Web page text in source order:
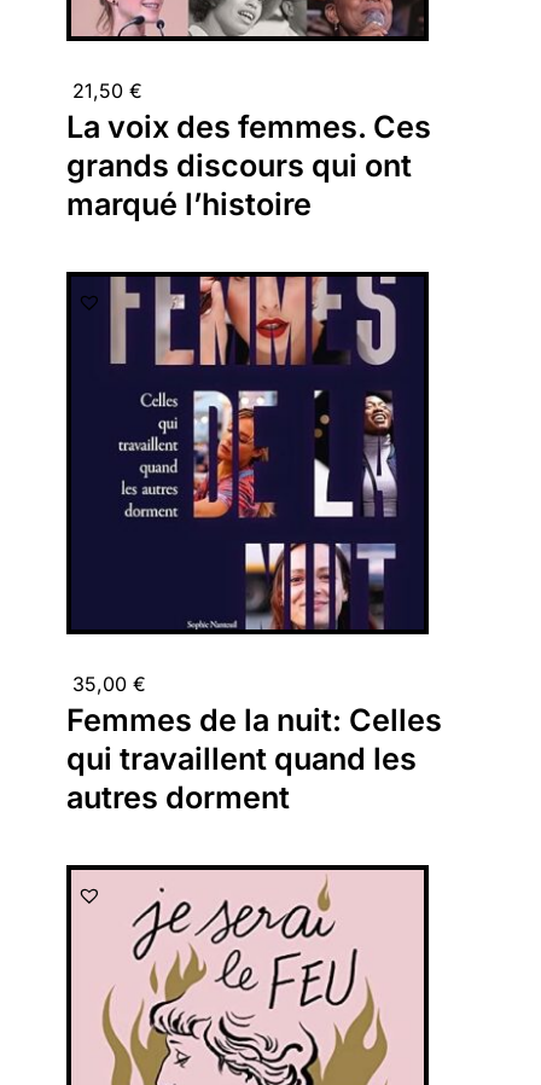
21,50 €
La voix des femmes. Ces
grands discours qui ont
marqué l’histoire
35,00 €
Femmes de la nuit: Celles
qui travaillent quand les
autres dorment